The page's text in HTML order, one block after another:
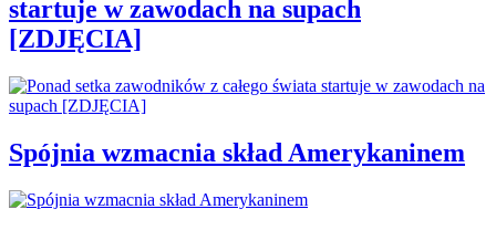
startuje w zawodach na supach
[ZDJĘCIA]
Spójnia wzmacnia skład Amerykaninem